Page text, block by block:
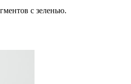
с зеленью.